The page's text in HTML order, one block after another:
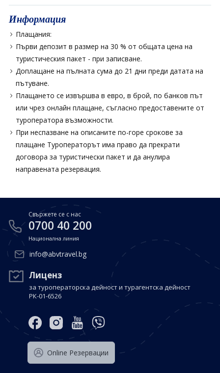
Информация
Плащания:
Първи депозит в размер на 30 % от общата цена на
туристическия пакет - при записване.
Доплащане на пълната сума до 21 дни преди датата на
пътуване.
Плащането се извършва в евро, в брой, по банков път
или чрез онлайн плащане, съгласно предоставените от
туроператора възможности.
При неспазване на описаните по-горе срокове за
плащане Туроператорът има право да прекрати
договора за туристически пакет и да анулира
направената резервация.
Свържете се с нас
0700 40 200
Национална линия
info@abvtravel.bg
Лиценз
за туроператорска дейност и турагентска дейност
РК-01-6526
Оnline Резервации